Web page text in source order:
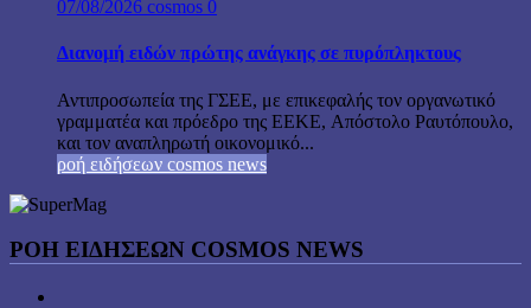
07/08/2026 cosmos 0
Διανομή ειδών πρώτης ανάγκης σε πυρόπληκτους
Αντιπροσωπεία της ΓΣΕΕ, με επικεφαλής τον οργανωτικό
γραμματέα και πρόεδρο της ΕΕΚΕ, Απόστολο Ραυτόπουλο,
και τον αναπληρωτή οικονομικό...
ροή ειδήσεων cosmos news
ΡΟΉ ΕΙΔΉΣΕΩΝ COSMOS NEWS